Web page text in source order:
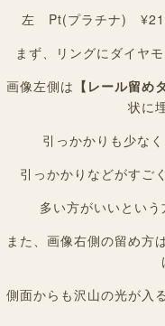
左 Pt(プラチナ)
まず、リングにダイヤ
画像左側は 【レール留め
状に
引っかかりも少な
引っかかりなどがすご
多い方がいいとい
また、画像右側の留め方は
側面からも沢山の光が入